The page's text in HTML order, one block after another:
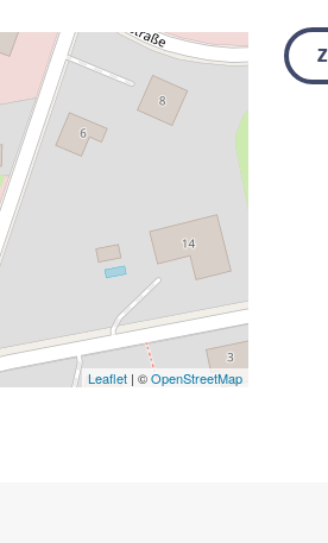
Leaflet | ©OpenStreetMap